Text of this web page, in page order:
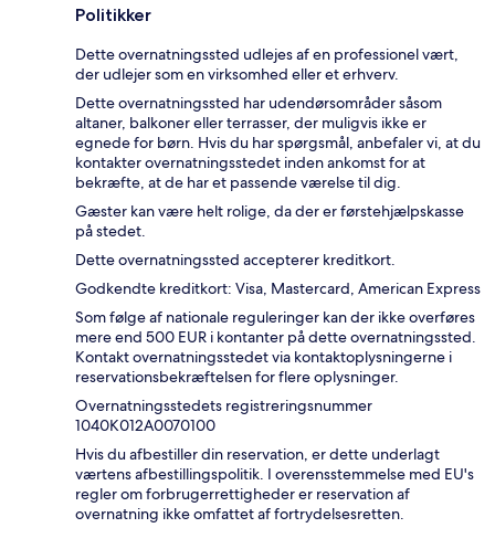
Politikker
Dette overnatningssted udlejes af en professionel vært,
der udlejer som en virksomhed eller et erhverv.
Dette overnatningssted har udendørsområder såsom
altaner, balkoner eller terrasser, der muligvis ikke er
egnede for børn. Hvis du har spørgsmål, anbefaler vi, at du
kontakter overnatningsstedet inden ankomst for at
bekræfte, at de har et passende værelse til dig.
Gæster kan være helt rolige, da der er førstehjælpskasse
på stedet.
Dette overnatningssted accepterer kreditkort.
Godkendte kreditkort: Visa, Mastercard, American Express
Som følge af nationale reguleringer kan der ikke overføres
mere end 500 EUR i kontanter på dette overnatningssted.
Kontakt overnatningsstedet via kontaktoplysningerne i
reservationsbekræftelsen for flere oplysninger.
Overnatningsstedets registreringsnummer
1040K012A0070100
Hvis du afbestiller din reservation, er dette underlagt
værtens afbestillingspolitik. I overensstemmelse med EU's
regler om forbrugerrettigheder er reservation af
overnatning ikke omfattet af fortrydelsesretten.